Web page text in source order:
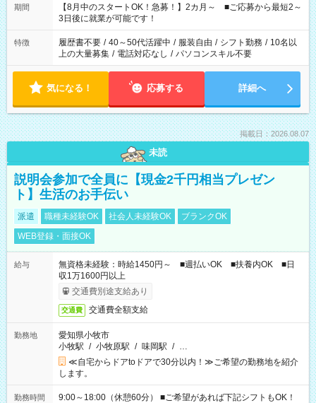
「できれば残業はしたくない」 など、ご希望を教えてください
ね。 ※Wワーク希望の方へ 今ご覧のお仕事で希望する勤務時間
と、もう1つのお仕事の勤務時間。 合計で週40時間を超える場
合は応募できません。
期間
【8月中のスタートOK！急募！】2カ月～ ■ご応募から最短2～
3日後に就業が可能です！
特徴 履歴書不要 / 40～50代活躍中 / 服装自由 / シフト勤務 / 10名以
上の大量募集 / 電話対応なし / パソコンスキル不要
気になる！ 応募する 詳細へ
掲載日：2026.08.07
未読
説明会参加で全員に【現金2千円相当プレゼン
ト】生活のお手伝い
派遣 職種未経験OK 社会人未経験OK
ブランクOK
WEB登録・面接OK
給与
無資格未経験：時給1450円～ ■週払いOK ■扶養内OK ■日
収1万1600円以上
交通費別途支給あり
交通費 交通費全額支給
勤務地
愛知県小牧市
小牧駅 / 小牧原駅 / 味岡駅 / …
≪自宅からドアtoドアで30分以内！≫ご希望の勤務地を紹介
します。
勤務時間
9:00～18:00（休憩60分） ■ご希望があれば下記シフトもOK！